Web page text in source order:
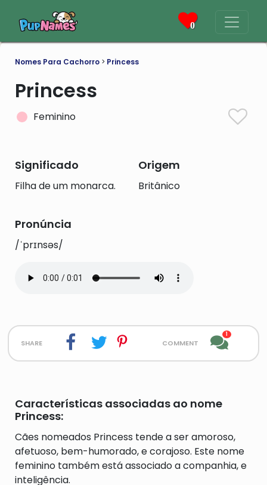
0
Nomes Para Cachorro > Princess
Princess
Feminino
Significado
Filha de um monarca.
Origem
Britânico
Pronúncia
/ˈprɪnsəs/
share comment
1
Características associadas ao nome
Princess:
Cães nomeados Princess tende a ser amoroso,
afetuoso, bem-humorado, e corajoso. Este nome
feminino também está associado a companhia, e
inteligência.